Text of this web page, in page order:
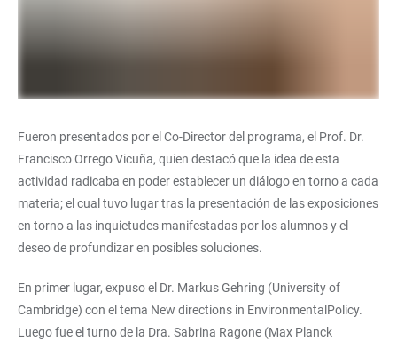
Fueron presentados por el Co-Director del programa, el Prof. Dr.
Francisco Orrego Vicuña, quien destacó que la idea de esta
actividad radicaba en poder establecer un diálogo en torno a cada
materia; el cual tuvo lugar tras la presentación de las exposiciones
en torno a las inquietudes manifestadas por los alumnos y el
deseo de profundizar en posibles soluciones.
En primer lugar, expuso el Dr. Markus Gehring (University of
Cambridge) con el tema New directions in EnvironmentalPolicy.
Luego fue el turno de la Dra. Sabrina Ragone (Max Planck